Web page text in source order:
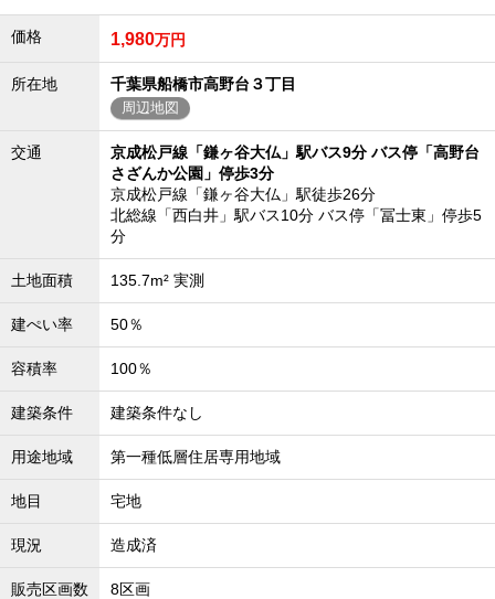
価格 1,980万円
所在地 千葉県船橋市高野台３丁目
周辺地図
交通
京成松戸線「鎌ヶ谷大仏」駅バス9分 バス停「高野台
さざんか公園」停歩3分
京成松戸線「鎌ヶ谷大仏」駅徒歩26分
北総線「西白井」駅バス10分 バス停「冨士東」停歩5
分
土地面積 135.7m² 実測
建ぺい率 50％
容積率 100％
建築条件 建築条件なし
用途地域 第一種低層住居専用地域
地目 宅地
現況 造成済
販売区画数 8区画